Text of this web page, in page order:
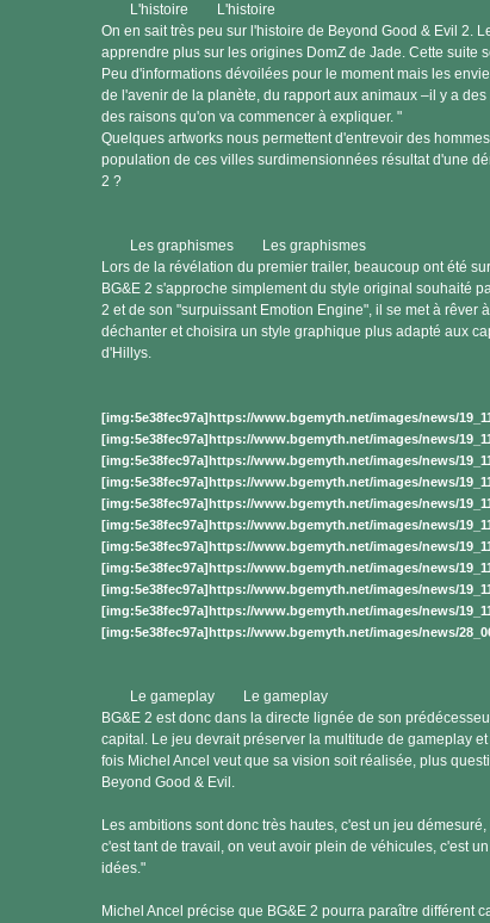
L'histoire L'histoire
On en sait très peu sur l'histoire de Beyond Good & Evil 2.
apprendre plus sur les origines DomZ de Jade. Cette suite
Peu d'informations dévoilées pour le moment mais les
de l'avenir de la planète, du rapport aux animaux –il y a
des raisons qu'on va commencer à expliquer. "
Quelques artworks nous permettent d'entrevoir des
population de ces villes surdimensionnées résultat d'une
2 ?
Les graphismes Les graphismes
Lors de la révélation du premier trailer, beaucoup ont été
BG&E 2 s'approche simplement du style original souhaité
2 et de son "surpuissant Emotion Engine", il se met à rêver
déchanter et choisira un style graphique plus adapté aux
d'Hillys.
[img:5e38fec97a]https://www.bgemyth.net/images/news/
[img:5e38fec97a]https://www.bgemyth.net/images/news/
[img:5e38fec97a]https://www.bgemyth.net/images/news/
[img:5e38fec97a]https://www.bgemyth.net/images/news/
[img:5e38fec97a]https://www.bgemyth.net/images/news/
[img:5e38fec97a]https://www.bgemyth.net/images/news/
[img:5e38fec97a]https://www.bgemyth.net/images/news/
[img:5e38fec97a]https://www.bgemyth.net/images/news/
[img:5e38fec97a]https://www.bgemyth.net/images/news/
[img:5e38fec97a]https://www.bgemyth.net/images/news/
[img:5e38fec97a]https://www.bgemyth.net/images/news/
Le gameplay Le gameplay
BG&E 2 est donc dans la directe lignée de son
capital. Le jeu devrait préserver la multitude de gameplay
fois Michel Ancel veut que sa vision soit réalisée, plus
Beyond Good & Evil.
Les ambitions sont donc très hautes, c'est un jeu
c'est tant de travail, on veut avoir plein de véhicules, c'est
idées."
Michel Ancel précise que BG&E 2 pourra paraître différent